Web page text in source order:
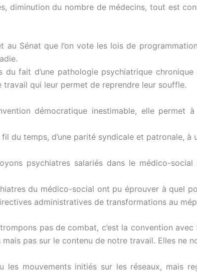
diminution du nombre de médecins, tout est
au Sénat que l’on vote les lois de
du fait d’une pathologie psychiatrique
travail qui leur permet de reprendre leur souffle.
démocratique inestimable, elle
du temps, d’une parité syndicale et patronale, à
psychiatres salariés dans le médico-
du médico-social ont pu éprouver à quel
administratives de transformations au
pas de combat, c’est la convention
mais pas sur le contenu de notre travail. Elles
les mouvements initiés sur les réseaux, mais